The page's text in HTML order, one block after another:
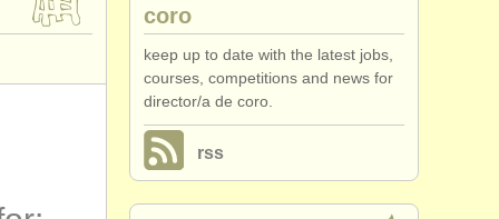
coro
keep up to date with the latest jobs,
courses, competitions and news for
director/a de coro.
rss